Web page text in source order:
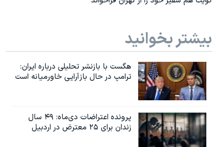
بیشتر بخوانید
هگست با بازنشر تحلیلی درباره ایران:
ترامپ در حال بازآرایی خاورمیانه است
پرونده اعتراضات دی‌ماه: ۴۹ سال
زندان برای ۲۵ معترض در اردبیل